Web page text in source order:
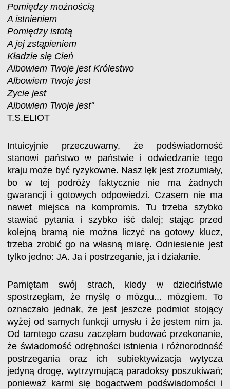
Pomiędzy możnością
A istnieniem
Pomiędzy istotą
A jej zstąpieniem
Kładzie się Cień
Albowiem Twoje jest Królestwo
Albowiem Twoje jest
Zycie jest
Albowiem Twoje jest"
T.S.ELIOT
Intuicyjnie przeczuwamy, że podświadomość
stanowi państwo w państwie i odwiedzanie tego
kraju może być ryzykowne. Nasz lęk jest zrozumiały,
bo w tej podróży faktycznie nie ma żadnych
gwarancji i gotowych odpowiedzi. Czasem nie ma
nawet miejsca na kompromis. Tu trzeba szybko
stawiać pytania i szybko iść dalej; stając przed
kolejną bramą nie można liczyć na gotowy klucz,
trzeba zrobić go na własną miarę. Odniesienie jest
tylko jedno: JA. Ja i postrzeganie, ja i działanie.
Pamiętam swój strach, kiedy w dzieciństwie
spostrzegłam, że myślę o mózgu... mózgiem. To
oznaczało jednak, że jest jeszcze podmiot stojący
wyżej od samych funkcji umysłu i że jestem nim ja.
Od tamtego czasu zaczęłam budować przekonanie,
że świadomość odrębności istnienia i różnorodność
postrzegania oraz ich subiektywizacja wytycza
jedyną drogę, wytrzymującą paradoksy poszukiwań;
ponieważ karmi się bogactwem podświadomości i